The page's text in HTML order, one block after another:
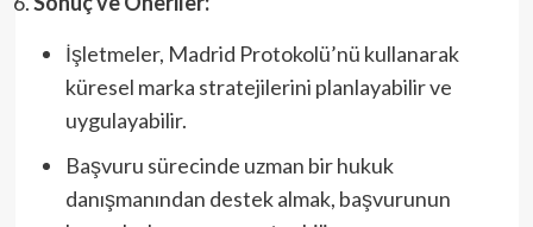
İşletmeler, Madrid Protokolü’nü kullanarak
küresel marka stratejilerini planlayabilir ve
uygulayabilir.
Başvuru sürecinde uzman bir hukuk
danışmanından destek almak, başvurunun